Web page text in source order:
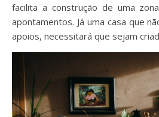
facilita a construção de uma
apontamentos. Já uma casa que
apoios, necessitará que sejam